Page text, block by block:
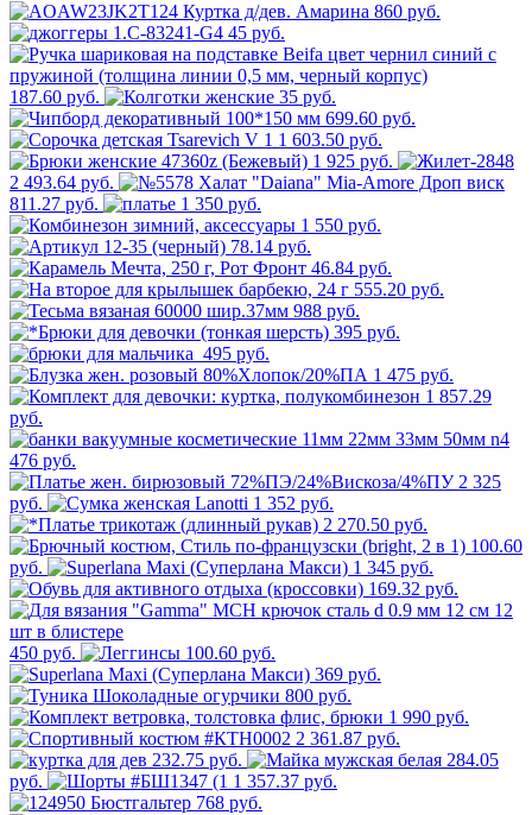
860 руб.
45 руб.
187.60 руб.
35 руб.
699.60 руб.
1 603.50 руб.
1 925 руб.
2 493.64 руб.
811.27 руб.
1 350 руб.
1 550 руб.
78.14 руб.
46.84 руб.
555.20 руб.
988 руб.
395 руб.
495 руб.
1 475 руб.
1 857.29
руб.
476 руб.
2 325
руб.
1 352 руб.
2 270.50 руб.
100.60
руб.
1 345 руб.
169.32 руб.
450 руб.
100.60 руб.
369 руб.
800 руб.
1 990 руб.
2 361.87 руб.
232.75 руб.
284.05
руб.
1 357.37 руб.
768 руб.